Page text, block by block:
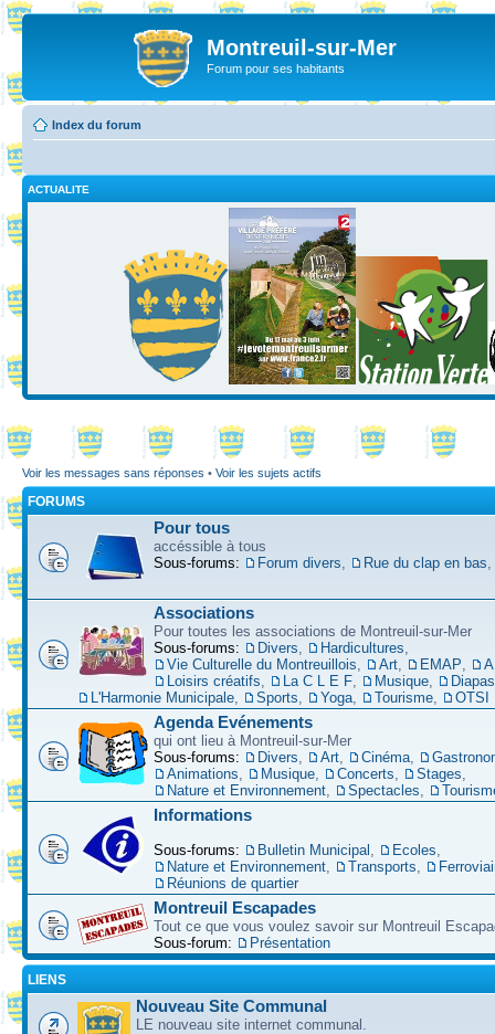
Montreuil-sur-Mer
Forum pour ses habitants
Index du forum
ACTUALITE
Voir les messages sans réponses • Voir les sujets actifs
FORUMS
Pour tous
accéssible à tous
Sous-forums:
Forum divers, Rue du clap en bas,
Associations
Pour toutes les associations de Montreuil-sur-Mer
Sous-forums:
Divers, Hardicultures,
Vie Culturelle du Montreuillois, Art, EMAP,
Loisirs créatifs, La C L E F, Musique,
L'Harmonie Municipale, Sports, Yoga, Tourisme, OTSI
Agenda Evénements
qui ont lieu à Montreuil-sur-Mer
Sous-forums:
Divers, Art, Cinéma,
Animations, Musique, Concerts, Stages,
Nature et Environnement, Spectacles,
Informations
Sous-forums: Bulletin Municipal , Ecoles,
Nature et Environnement, Transports,
Réunions de quartier
Montreuil Escapades
Tout ce que vous voulez savoir sur Montreuil
Sous-forum:
Présentation
LIENS
Nouveau Site Communal
LE nouveau site internet communal.